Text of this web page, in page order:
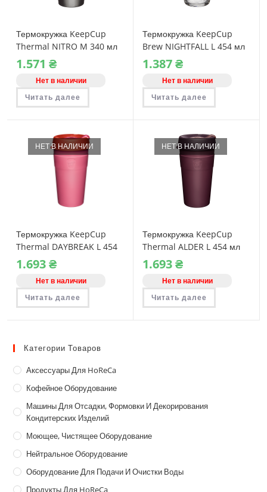
Термокружка KeepCup
Thermal NITRO M 340 мл
1.571₴
Нет в наличии
Читать далее
Термокружка KeepCup
Brew NIGHTFALL L 454 мл
1.387₴
Нет в наличии
Читать далее
НЕТ В НАЛИЧИИ
Термокружка KeepCup
Thermal DAYBREAK L 454
мл
1.693₴
Нет в наличии
Читать далее
НЕТ В НАЛИЧИИ
Термокружка KeepCup
Thermal ALDER L 454 мл
1.693₴
Нет в наличии
Читать далее
Категории Товаров
Аксессуары Для HoReCa
Кофейное Оборудование
Машины Для Отсадки, Формовки И Декорирования
Кондитерских Изделий
Моющее, Чистящее Оборудование
Нейтральное Оборудование
Оборудование Для Подачи И Очистки Воды
Продукты Для HoReCa